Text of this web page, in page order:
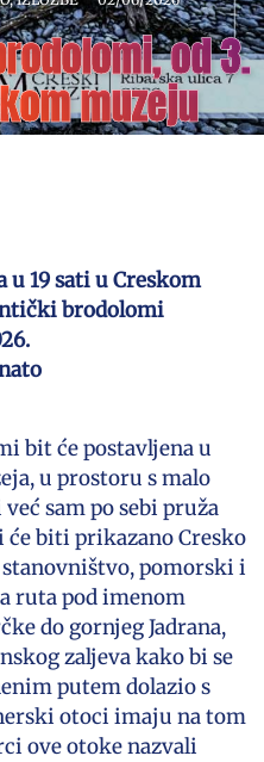
od 3.
muzeju
u 19 sati u Creskom
brodolomi
bit će postavljena u
u prostoru s malo
sam po sebi pruža
će biti prikazano Cresko
pomorski i
ruta pod imenom
do gornjeg Jadrana,
zaljeva kako bi se
putem dolazio s
otoci imaju na tom
ove otoke nazvali